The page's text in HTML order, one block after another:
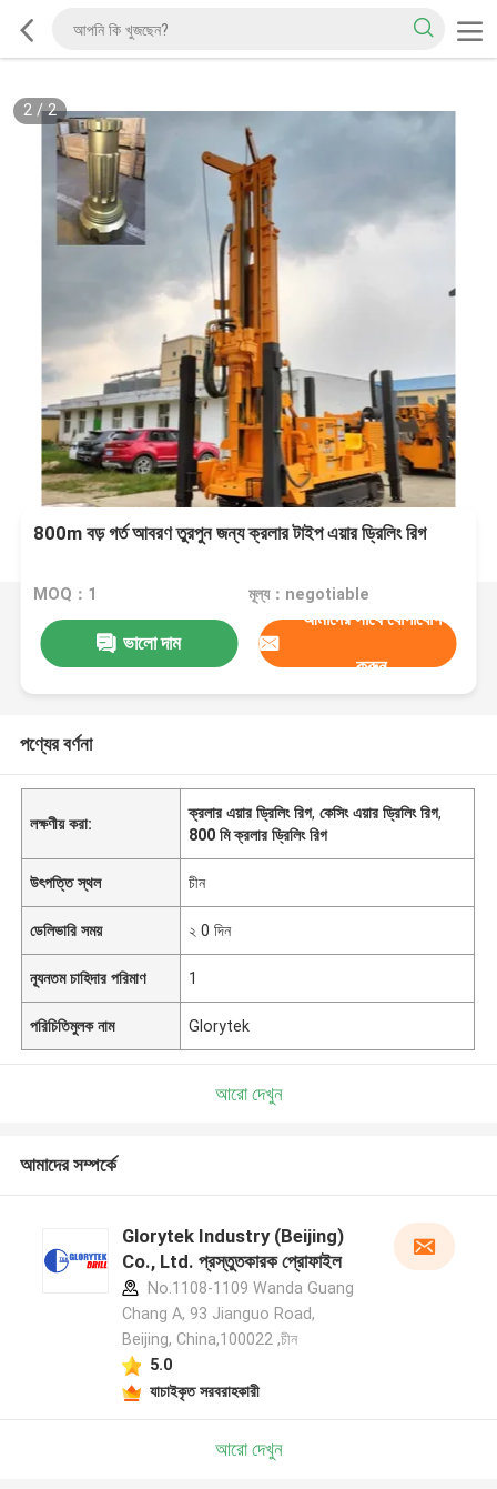
2/2
800m বড় গর্ত আবরণ তুরপুন জন্য ক্রলার টাইপ এয়ার ড্রিলিং রিগ
MOQ：1 মূল্য：negotiable
ভালো দাম
আমাদের সাথে যোগাযোগ
করুন
পণ্যের বর্ণনা
লক্ষণীয় করা:
ক্রলার এয়ার ড্রিলিং রিগ,কেসিং এয়ার ড্রিলিং রিগ,
800 মি ক্রলার ড্রিলিং রিগ
উৎপত্তি স্থল চীন
ডেলিভারি সময় ২ 0 দিন
ন্যূনতম চাহিদার পরিমাণ 1
পরিচিতিমুলক নাম Glorytek
আরো দেখুন
আমাদের সম্পর্কে
Glorytek Industry (Beijing)
Co., Ltd. প্রস্তুতকারক প্রোফাইল
No.1108-1109 Wanda Guang
Chang A, 93 Jianguo Road,
Beijing, China,100022 ,চীন
5.0
যাচাইকৃত সরবরাহকারী
আরো দেখুন